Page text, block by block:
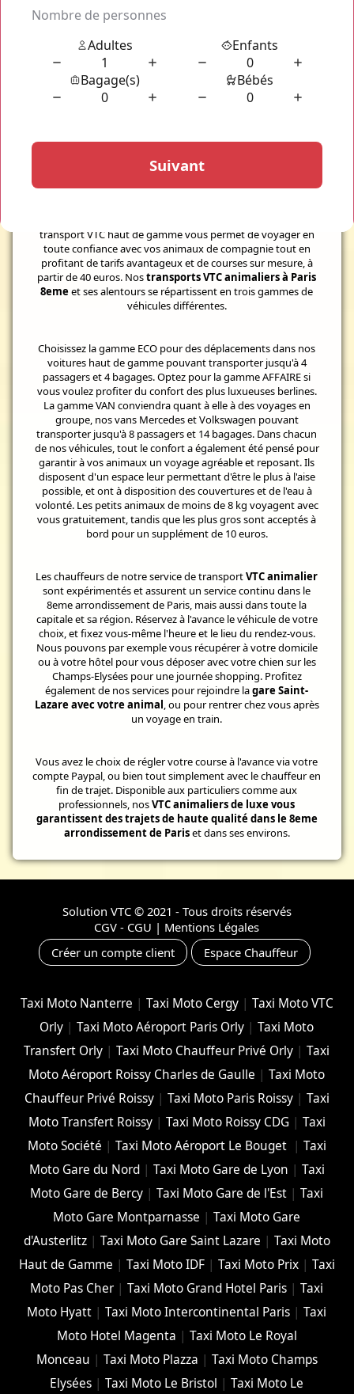
Animalier Paris 8eme
Faites appel au meilleur service detransport VTC animalier
transport VTC haut de gamme vous permet de voyager en
toute confiance avec vos animaux de compagnie tout en
profitant de tarifs avantageux et de courses sur mesure, à
partir de 40 euros. Nostransports VTC animaliers à Paris
8emeet ses alentours se répartissent en trois gammes de
véhicules différentes.
Choisissez la gamme ECO pour des déplacements dans nos
voitures haut de gamme pouvant transporter jusqu'à 4
passagers et 4 bagages. Optez pour la gamme AFFAIRE si
vous voulez profiter du confort des plus luxueuses berlines.
La gamme VAN conviendra quant à elle à des voyages en
groupe, nos vans Mercedes et Volkswagen pouvant
transporter jusqu'à 8 passagers et 14 bagages. Dans chacun
de nos véhicules, tout le confort a également été pensé pour
garantir à vos animaux un voyage agréable et reposant. Ils
disposent d'un espace leur permettant d'être le plus à l'aise
possible, et ont à disposition des couvertures et de l'eau à
volonté. Les petits animaux de moins de 8 kg voyagent avec
vous gratuitement, tandis que les plus gros sont acceptés à
bord pour un supplément de 10 euros.
Les chauffeurs de notre service de transportVTC animalier
sont expérimentés et assurent un service continu dans le
8eme arrondissement de Paris, mais aussi dans toute la
capitale et sa région. Réservez à l'avance le véhicule de votre
choix, et fixez vous-même l'heure et le lieu du rendez-vous.
Nous pouvons par exemple vous récupérer à votre domicile
ou à votre hôtel pour vous déposer avec votre chien sur les
Champs-Elysées pour une journée shopping. Profitez
également de nos services pour rejoindre lagare Saint-
Lazare avec votre animal, ou pour rentrer chez vous après
un voyage en train.
Vous avez le choix de régler votre course à l'avance via votre
compte Paypal, ou bien tout simplement avec le chauffeur en
fin de trajet. Disponible aux particuliers comme aux
professionnels, nosVTC animaliers de luxe vous
garantissent des trajets de haute qualité dans le 8eme
arrondissement de Pariset dans ses environs.
Solution VTC© 2021 - Tous droits réservés
CGV - CGU | Mentions Légales
Créer un compte client
Espace Chauffeur
Taxi Moto Nanterre | Taxi Moto Cergy| Taxi Moto VTC
Orly |Taxi Moto Aéroport Paris Orly |Taxi Moto
Transfert Orly |Taxi Moto Chauffeur Privé Orly |Taxi
Moto Aéroport Roissy Charles de Gaulle |Taxi Moto
Chauffeur Privé Roissy| Taxi Moto Paris Roissy| Taxi
Moto Transfert Roissy| Taxi Moto Roissy CDG | Taxi
Moto Société | Taxi Moto Aéroport Le Bouget | Taxi
Moto Gare du Nord| Taxi Moto Gare de Lyon | Taxi
Moto Gare de Bercy |Taxi Moto Gare de l'Est |Taxi
Moto Gare Montparnasse |Taxi Moto Gare
d'Austerlitz| Taxi Moto Gare Saint Lazare | Taxi Moto
Haut de Gamme | Taxi Moto IDF| Taxi Moto Prix| Taxi
Moto Pas Cher |Taxi Moto Grand Hotel Paris |Taxi
Moto Hyatt |Taxi Moto Intercontinental Paris |Taxi
Moto Hotel Magenta | Taxi Moto Le Royal
Monceau | Taxi Moto Plazza | Taxi Moto Champs
Elysées |Taxi Moto Le Bristol |Taxi Moto Le